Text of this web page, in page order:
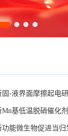
固-液界面摩擦起电
Mn基低温脱硝催化